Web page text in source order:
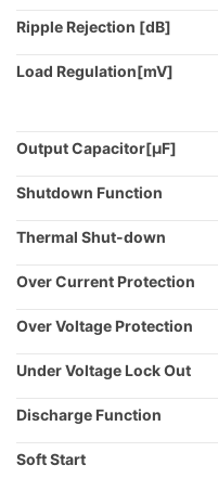
Ripple Rejection [dB]
Load Regulation[mV]
Output Capacitor[µF]
Shutdown Function
Thermal Shut-down
Over Current Protection
Over Voltage Protection
Under Voltage Lock Out
Discharge Function
Soft Start